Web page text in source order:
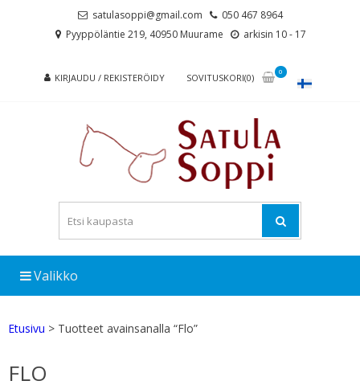
satulasoppi@gmail.com
050 467 8964
Pyyppöläntie 219, 40950 Muurame
arkisin 10 - 17
KIRJAUDU / REKISTERÖIDY SOVITUSKORI(0)
0
Valikko
Etusivu > Tuotteet avainsanalla “Flo”
FLO